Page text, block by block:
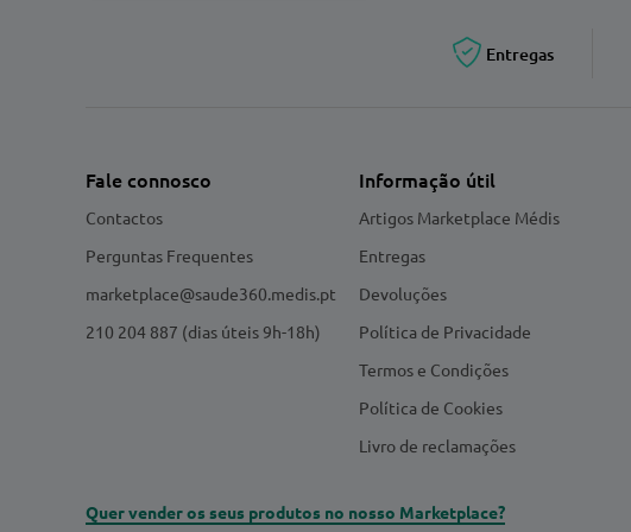
Entregas
Fale connosco
Contactos
Perguntas Frequentes
marketplace@saude360.medis.pt
210 204 887 (dias úteis 9h-18h)
Informação útil
Artigos Marketplace Médis
Entregas
Devoluções
Política de Privacidade
Termos e Condições
Política de Cookies
Livro de reclamações
Quer vender os seus produtos no nosso Marketplace?